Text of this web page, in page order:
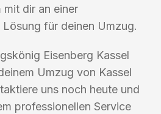
mit dir an einer
für deinen Umzug.
Eisenberg Kassel
Umzug von Kassel
uns noch heute und
professionellen Service